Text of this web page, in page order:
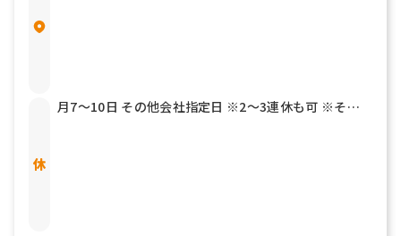
月7～10日 その他会社指定日 ※2～3連休も可 ※その